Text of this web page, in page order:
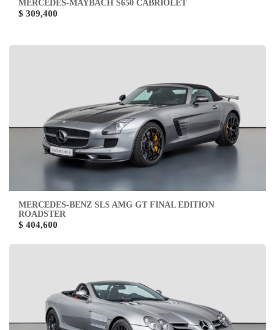
MERCEDES-MAYBACH S650 CABRIOLET
$ 309,400
MERCEDES-BENZ SLS AMG GT FINAL EDITION
ROADSTER
$ 404,600